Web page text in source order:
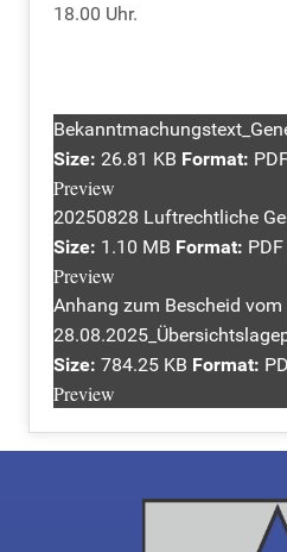
18.00 Uhr.
Size: 26.81 KB Format:
Preview
20250828 Luftrechtliche
Size: 1.10 MB Format: PDF
Preview
Anhang zum Bescheid vom
Size: 784.25 KB Format:
Preview